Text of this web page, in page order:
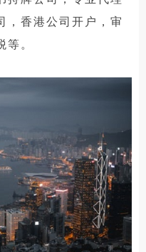
，香港公司开户，审
等。